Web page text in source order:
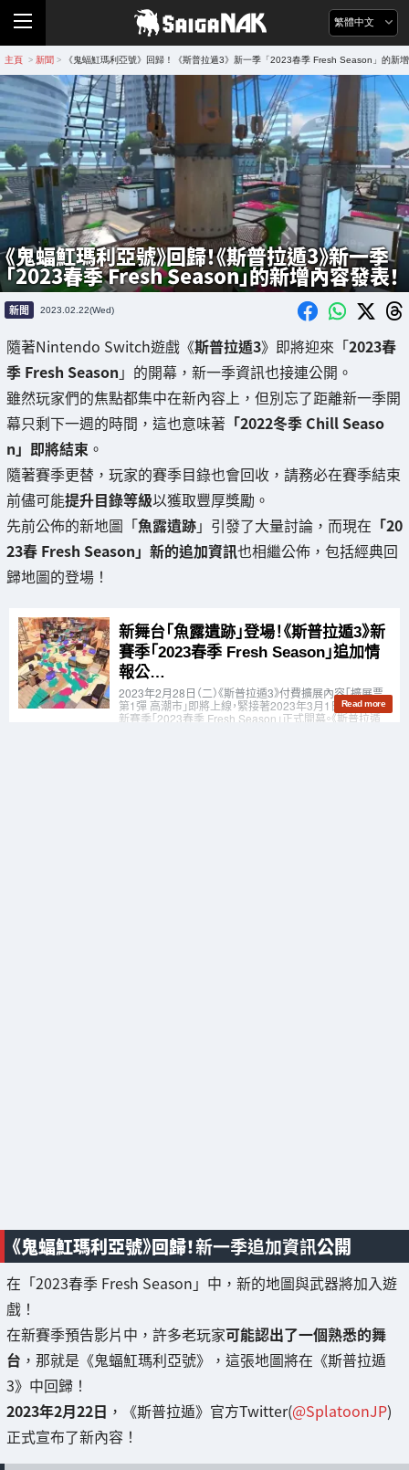
繁體中文
主頁 > 新聞 > 《鬼蝠魟瑪利亞號》回歸！《斯普拉遁3》新一季「2023春季 Fresh Season」的新
《鬼蝠魟瑪利亞號》回歸！《斯普拉遁3》新一季
「2023春季 Fresh Season」的新增內容發表！
新聞 2023.02.22(Wed)
隨著Nintendo Switch遊戲《斯普拉遁3》即將迎來「2023春
季 Fresh Season 」的開幕，新一季資訊也接連公開。
雖然玩家們的焦點都集中在新內容上，但別忘了距離新一季開
幕只剩下一週的時間，這也意味著 「2022冬季 Chill Seaso
n」即將結束 。
隨著賽季更替，玩家的賽季目錄也會回收，請務必在賽季結束
前儘可能提升目錄等級以獲取豐厚獎勵。
先前公佈的新地圖「魚露遺跡」引發了大量討論，而現在 「20
23春 Fresh Season」新的追加資訊也相繼公佈，包括經典回
歸地圖的登場！
《鬼蝠魟瑪利亞號》回歸！新一季追加資訊公開
在「2023春季 Fresh Season」中，新的地圖與武器將加入遊
戲！
在新賽季預告影片中，許多老玩家可能認出了一個熟悉的舞
台 ，那就是《鬼蝠魟瑪利亞號》，這張地圖將在《斯普拉遁
3》中回歸！
2023年2月22日 ，《斯普拉遁》官方Twitter(@SplatoonJP)
正式宣布了新內容！